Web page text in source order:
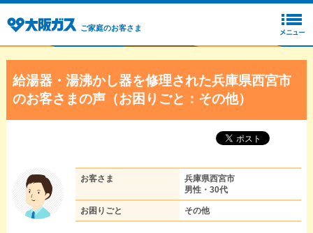
ご家庭のお客さま
給湯器・湯沸かし器を修理された兵庫県西宮市
のお客さまの声（お困りごと：その他）
お客さま
兵庫県西宮市
男性・30代
お困りごと その他